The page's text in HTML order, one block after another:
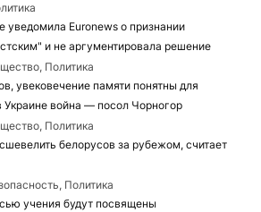
уведомила Euronews о признании
и не аргументировала решение
Политика
увековечение памяти понятны для
Украине война — посол Чорногор
Политика
белорусов за рубежом, считает
Политика
учения будут посвящены